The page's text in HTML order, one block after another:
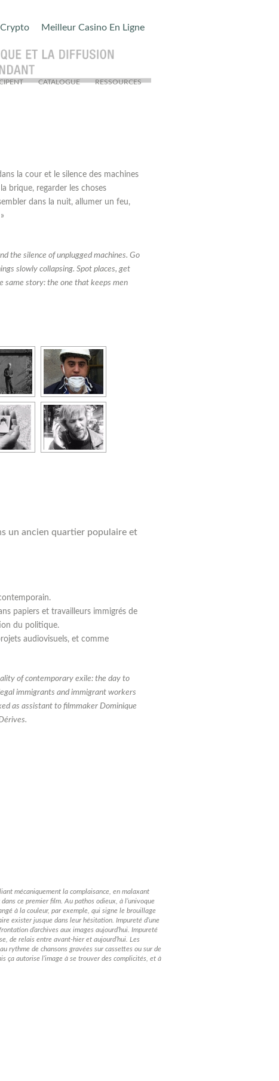
Meilleur Casino En Ligne
CATALOGUE RESSOURCES
la cour et le silence des machines
brique, regarder les choses
dans la nuit, allumer un feu,
the silence of unplugged machines. Go
slowly collapsing. Spot places, get
same story: the one that keeps men
un ancien quartier populaire et
papiers et travailleurs immigrés de
du politique.
audiovisuels, et comme
of contemporary exile: the day to
immigrants and immigrant workers
as assistant to filmmaker Dominique
mécaniquement la complaisance, en malaxant
ce premier film. Au pathos odieux, à l’univoque
à la couleur, par exemple, qui signe le brouillage
exister jusque dans leur hésitation. Impureté d’une
d’archives aux images aujourd’hui. Impureté
de relais entre avant-hier et aujourd’hui. Les
rythme de chansons gravées sur cassettes ou sur de
ça autorise l’image à se trouver des complicités, et à